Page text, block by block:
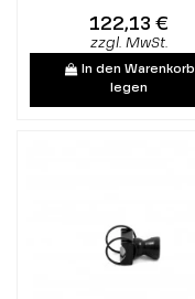
122,13 €
zzgl. MwSt.
In den Warenkorb
legen